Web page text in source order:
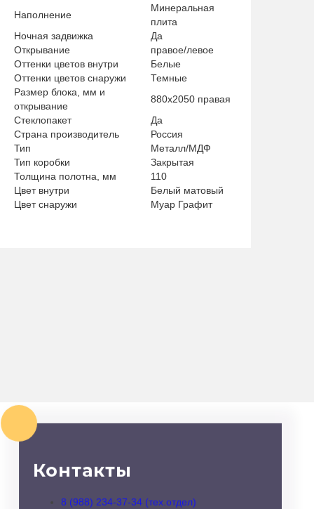
Наполнение
Минеральная
плита
Ночная задвижка
Да
Открывание
правое/левое
Оттенки цветов внутри
Белые
Оттенки цветов снаружи
Темные
Размер блока, мм и
открывание
880х2050 правая
Стеклопакет
Да
Страна производитель
Россия
Тип
Металл/МДФ
Тип коробки
Закрытая
Толщина полотна, мм
110
Цвет внутри
Белый матовый
Цвет снаружи
Муар Графит
Контакты
8 (988) 234-37-34 (тех.отдел)